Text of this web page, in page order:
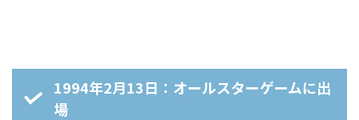
1994年2月13日：オールスターゲームに出
場